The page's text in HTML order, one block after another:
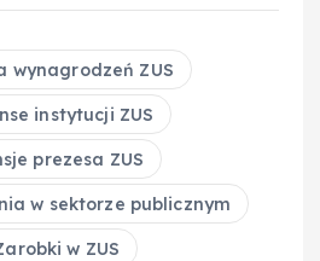
m
bl
r
d
di
t
k
e
d
I
n
p
y
Li
n
k
wynagrodzeń ZUS
instytucji ZUS
prezesa ZUS
w sektorze publicznym
w ZUS